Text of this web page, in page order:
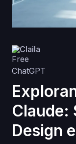
Claila
Claude:
Design